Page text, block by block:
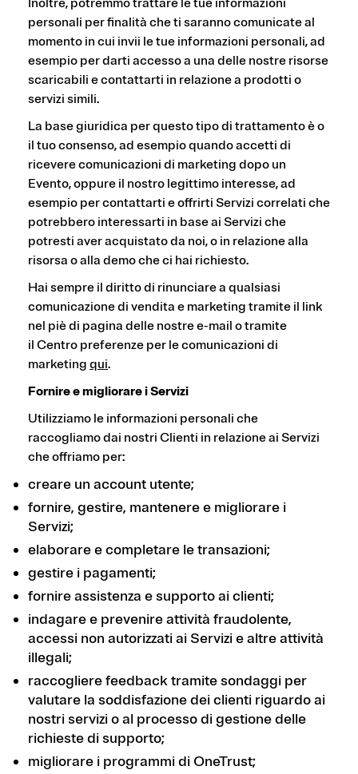
Inoltre, potremmo trattare le tue informazioni
personali per finalità che ti saranno comunicate al
momento in cui invii le tue informazioni personali, ad
esempio per darti accesso a una delle nostre risorse
scaricabili e contattarti in relazione a prodotti o
servizi simili.
La base giuridica per questo tipo di trattamento è o
il tuo consenso, ad esempio quando accetti di
ricevere comunicazioni di marketing dopo un
Evento, oppure il nostro legittimo interesse, ad
esempio per contattarti e offrirti Servizi correlati che
potrebbero interessarti in base ai Servizi che
potresti aver acquistato da noi, o in relazione alla
risorsa o alla demo che ci hai richiesto.
Hai sempre il diritto di rinunciare a qualsiasi
comunicazione di vendita e marketing tramite il link
nel piè di pagina delle nostre e-mail o tramite
il Centro preferenze per le comunicazioni di
marketing qui.
Fornire e migliorare i Servizi
Utilizziamo le informazioni personali che
raccogliamo dai nostri Clienti in relazione ai Servizi
che offriamo per:
creare un account utente;
fornire, gestire, mantenere e migliorare i
Servizi;
elaborare e completare le transazioni;
gestire i pagamenti;
fornire assistenza e supporto ai clienti;
indagare e prevenire attività fraudolente,
accessi non autorizzati ai Servizi e altre attività
illegali;
raccogliere feedback tramite sondaggi per
valutare la soddisfazione dei clienti riguardo ai
nostri servizi o al processo di gestione delle
richieste di supporto;
migliorare i programmi di OneTrust;